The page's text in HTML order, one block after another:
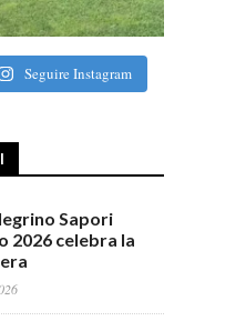
Seguire Instagram
Sapori
2026 celebra la